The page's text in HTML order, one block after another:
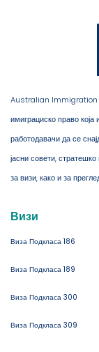
Australian Immigration
имиграциско право
работодавачи да се
јасни совети,
за визи, како и за
Визи
Виза Подкласа 186
Виза Подкласа 189
Виза Подкласа 300
Виза Подкласа 309